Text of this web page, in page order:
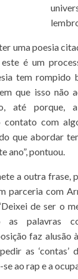
uma poesia
é um
tem rompido
que isso não
até porque,
contato com
que abordar
ano”, pontuou.
a outra frase,
parceria com
de ser o
palavras
faz alusão
as ‘contas’
ao rap e a